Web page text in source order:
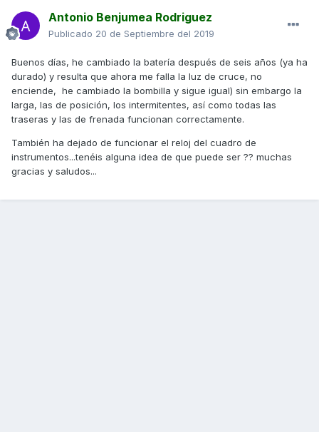
Antonio Benjumea Rodriguez
Publicado 20 de Septiembre del 2019
Buenos días, he cambiado la batería después de seis años (ya ha
durado) y resulta que ahora me falla la luz de cruce, no
enciende, he cambiado la bombilla y sigue igual) sin embargo la
larga, las de posición, los intermitentes, así como todas las
traseras y las de frenada funcionan correctamente.
También ha dejado de funcionar el reloj del cuadro de
instrumentos...tenéis alguna idea de que puede ser ?? muchas
gracias y saludos...